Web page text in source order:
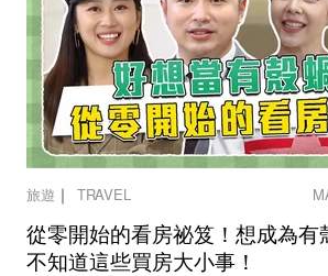
旅遊 ｜ TRAVEL
從零開始的看房祕笈！想成為有
不知道這些買房大小事！